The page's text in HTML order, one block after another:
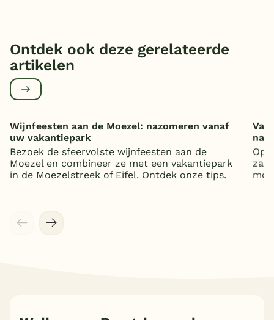
Ontdek ook deze gerelateerde
artikelen
Wijnfeesten aan de Moezel: nazomeren vanaf
uw vakantiepark
Bezoek de sfeervolste wijnfeesten aan de
Moezel en combineer ze met een vakantiepark
in de Moezelstreek of Eifel. Ontdek onze tips.
Op